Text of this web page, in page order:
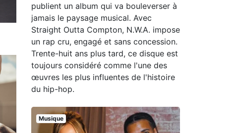
publient un album qui va bouleverser à
jamais le paysage musical. Avec
Straight Outta Compton, N.W.A. impose
un rap cru, engagé et sans concession.
Trente-huit ans plus tard, ce disque est
toujours considéré comme l'une des
œuvres les plus influentes de l'histoire
du hip-hop.
Musique